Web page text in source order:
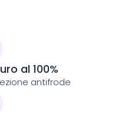
al 100%
antifrode